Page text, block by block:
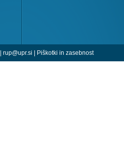
rup@upr.si Piškotki in zasebnost